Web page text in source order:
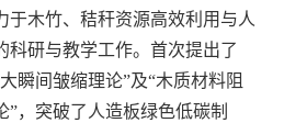
于木竹、秸秆资源高效利用与人
科研与教学工作。首次提出了
瞬间皱缩理论”及“木质材料阻
，突破了人造板绿色低碳制